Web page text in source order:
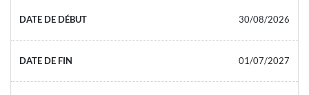
30/08/2026
01/07/2027